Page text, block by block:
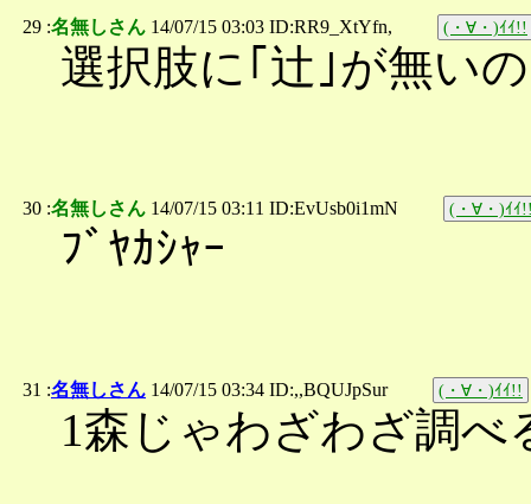
29 :名無しさん 14/07/15 03:03 ID:RR9_XtYfn, (・∀・)ｲｲ!!
選択肢に｢辻｣が無い
30 :名無しさん 14/07/15 03:11 ID:EvUsb0i1mN (・∀・)ｲｲ
ﾌﾞﾔｶｼｬｰ
31 :名無しさん 14/07/15 03:34 ID:,,BQUJpSur (・∀・)ｲｲ!!
1森じゃわざわざ調べ